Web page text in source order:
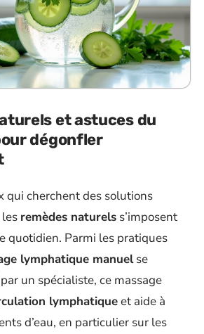
et astuces du
dégonfler
qui cherchent des solutions
remèdes naturels s’imposent
quotidien. Parmi les pratiques
lymphatique manuelse
un spécialiste, ce massage
lymphatiqueet aide à
d’eau, en particulier sur les